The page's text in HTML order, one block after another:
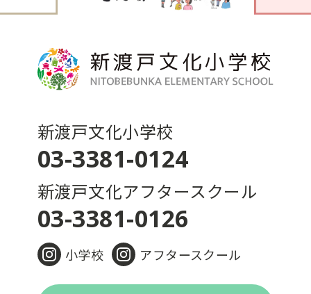
新渡戸文化小学校
03-3381-0124
新渡戸文化アフタースクール
03-3381-0126
小学校 アフタースクール